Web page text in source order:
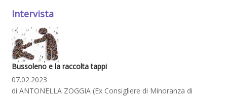
Intervista
Bussoleno e la raccolta tappi
07.02.2023
di ANTONELLA ZOGGIA (Ex Consigliere di Minoranza di